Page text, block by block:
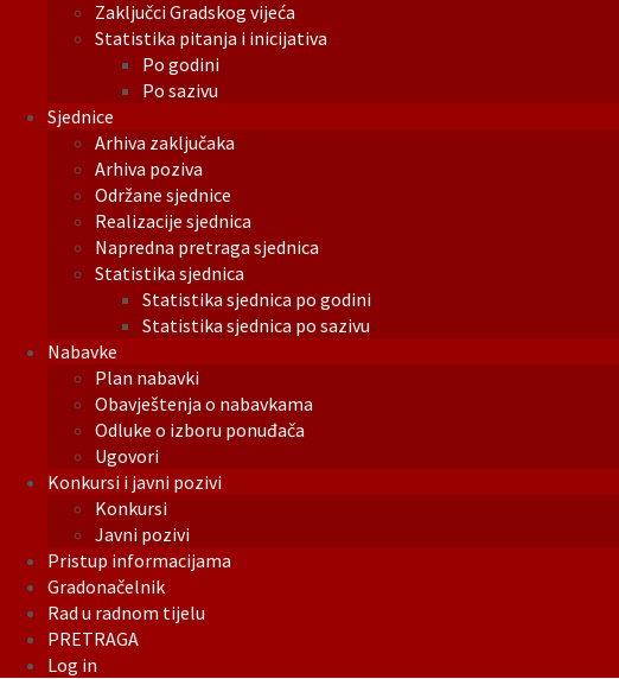
Zaključci Gradskog vijeća
Statistika pitanja i inicijativa
Po godini
Po sazivu
Sjednice
Arhiva zaključaka
Arhiva poziva
Održane sjednice
Realizacije sjednica
Napredna pretraga sjednica
Statistika sjednica
Statistika sjednica po godini
Statistika sjednica po sazivu
Nabavke
Plan nabavki
Obavještenja o nabavkama
Odluke o izboru ponuđača
Ugovori
Konkursi i javni pozivi
Konkursi
Javni pozivi
Pristup informacijama
Gradonačelnik
Rad u radnom tijelu
PRETRAGA
Log in